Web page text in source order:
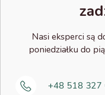
Nasi eksperci są
poniedziałku do
+48 518 327